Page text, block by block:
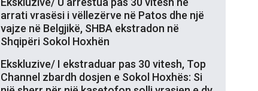
arrati vrasësi i vëllezërve në Patos dhe një
vajze në Belgjikë, SHBA ekstradon në
Shqipëri Sokol Hoxhën
Ekskluzive/ I ekstraduar pas 30 vitesh, Top
Channel zbardh dosjen e Sokol Hoxhës: Si